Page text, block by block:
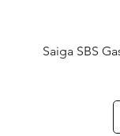
Saiga SBS